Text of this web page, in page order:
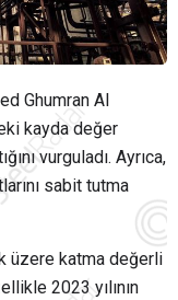
Ghumran Al
kayda değer
vurguladı. Ayrıca,
sabit tutma
üzere katma değerli
2023 yılının